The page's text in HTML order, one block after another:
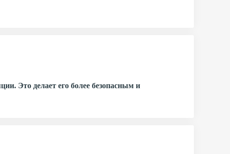
Это делает его более безопасным и